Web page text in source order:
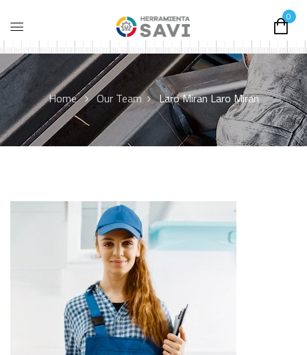
0
Home Our Team Laro MiranLaro Miran